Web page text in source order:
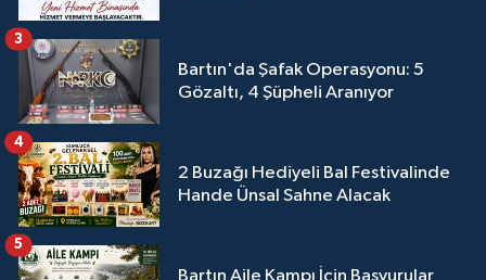
Bartın'da Şafak Operasyonu: 5
Gözaltı, 4 Şüpheli Aranıyor
3
2 Buzağı Hediyeli Bal Festivalinde
Hande Ünsal Sahne Alacak
4
Bartın Aile Kampı İçin Başvurular
5